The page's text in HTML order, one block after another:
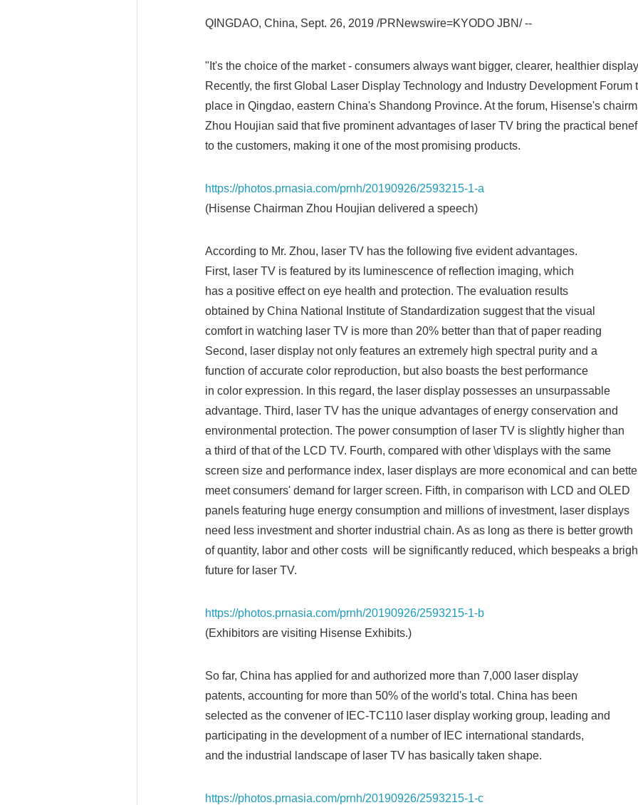
QINGDAO, China, Sept. 26, 2019 /PRNewswire=KYODO JBN/ --
"It's the choice of the market - consumers always want bigger, clearer, healthier
Recently, the first Global Laser Display Technology and Industry Development Forum
place in Qingdao, eastern China's Shandong Province. At the forum, Hisense's
Zhou Houjian said that five prominent advantages of laser TV bring the practical
to the customers, making it one of the most promising products.
https://photos.prnasia.com/prnh/20190926/2593215-1-a
(Hisense Chairman Zhou Houjian delivered a speech)
According to Mr. Zhou, laser TV has the following five evident advantages.
First, laser TV is featured by its luminescence of reflection imaging, which
has a positive effect on eye health and protection. The evaluation results
obtained by China National Institute of Standardization suggest that the visual
comfort in watching laser TV is more than 20% better than that of paper reading
Second, laser display not only features an extremely high spectral purity and a
function of accurate color reproduction, but also boasts the best performance
in color expression. In this regard, the laser display possesses an unsurpassable
advantage. Third, laser TV has the unique advantages of energy conservation and
environmental protection. The power consumption of laser TV is slightly higher than
a third of that of the LCD TV. Fourth, compared with other \displays with the same
screen size and performance index, laser displays are more economical and can
meet consumers' demand for larger screen. Fifth, in comparison with LCD and OLED
panels featuring huge energy consumption and millions of investment, laser displays
need less investment and shorter industrial chain. As as long as there is better growth
of quantity, labor and other costs will be significantly reduced, which bespeaks a
future for laser TV.
https://photos.prnasia.com/prnh/20190926/2593215-1-b
(Exhibitors are visiting Hisense Exhibits.)
So far, China has applied for and authorized more than 7,000 laser display
patents, accounting for more than 50% of the world's total. China has been
selected as the convener of IEC-TC110 laser display working group, leading and
participating in the development of a number of IEC international standards,
and the industrial landscape of laser TV has basically taken shape.
https://photos.prnasia.com/prnh/20190926/2593215-1-c
English